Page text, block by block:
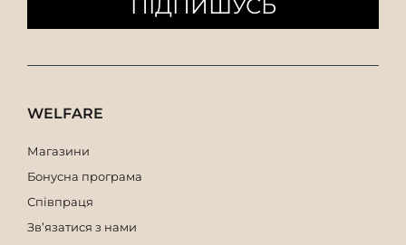
Мішок з ручкою довжиною 17 см
ПІДПИШУСЬ
WELFARE
Магазини
Бонусна програма
Співпраця
Зв’язатися з нами